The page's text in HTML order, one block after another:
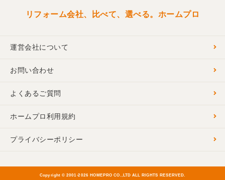
リフォーム会社、比べて、選べる。ホームプロ
運営会社について
お問い合わせ
よくあるご質問
ホームプロ利用規約
プライバシーポリシー
Copyright © 2001-2026 HOMEPRO CO.,LTD ALL RIGHTS RESERVED.